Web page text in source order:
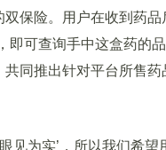
保险。用户在收到药
即可查询手中这盒药的
同推出针对平台所售
为实’，所以我们希望